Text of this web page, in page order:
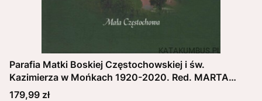
Parafia Matki Boskiej Częstochowskiej i św.
Kazimierza w Mońkach 1920-2020. Red. MARTA
WRÓBEL
Cena
179,99 zł